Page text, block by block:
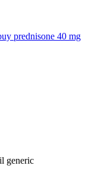
prednisone 40 mg
generic